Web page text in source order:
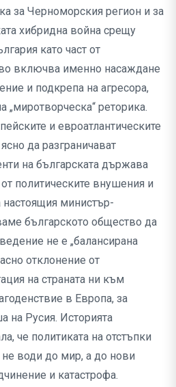
за Черноморския регион и за
хибридна война срещу
като част от
включва именно насаждане
и подкрепа на агресора,
„миротворческа“ реторика.
и евроатлантическите
да разграничават
на българската държава
политическите внушения и
министър-
българското общество да
не е „балансирана
отклонение от
на страната ни към
в Европа, за
на Русия. Историята
че политиката на отстъпки
води до мир, а до нови
и катастрофа.